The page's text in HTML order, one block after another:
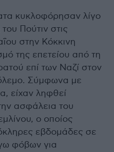
κυκλοφόρησαν λίγο
Πούτιν στις
στην Κόκκινη
της επετείου από τη
επί των Ναζί στον
Σύμφωνα με
είχαν ληφθεί
ασφάλεια του
ο οποίος
εβδομάδες σε
φόβων για